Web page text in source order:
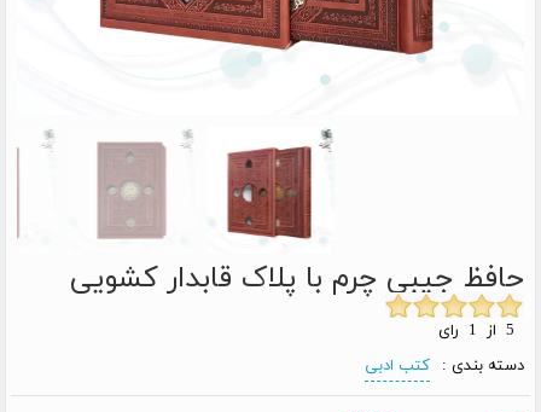
حافظ جیبی چرم با پلاک قابدار کشویی
دسته بندی :
کتب ادبی